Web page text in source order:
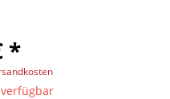
*